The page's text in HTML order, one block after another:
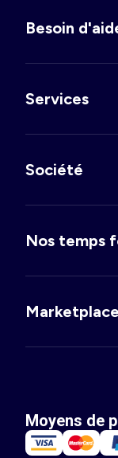
Besoin
Services
Société
Nos temps
Marketplace
Moyens de